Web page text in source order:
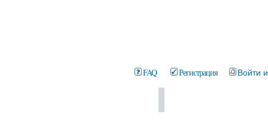
FAQ Регистрация Войти